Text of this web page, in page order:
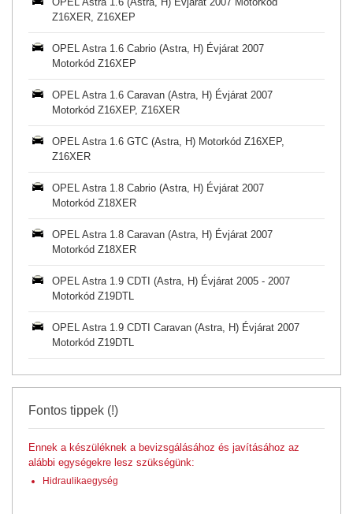
Z16XER, Z16XEP
OPEL Astra 1.6 Cabrio (Astra, H) Évjárat 2007
Motorkód Z16XEP
OPEL Astra 1.6 Caravan (Astra, H) Évjárat 2007
Motorkód Z16XEP, Z16XER
OPEL Astra 1.6 GTC (Astra, H) Motorkód Z16XEP,
Z16XER
OPEL Astra 1.8 Cabrio (Astra, H) Évjárat 2007
Motorkód Z18XER
OPEL Astra 1.8 Caravan (Astra, H) Évjárat 2007
Motorkód Z18XER
OPEL Astra 1.9 CDTI (Astra, H) Évjárat 2005 - 2007
Motorkód Z19DTL
OPEL Astra 1.9 CDTI Caravan (Astra, H) Évjárat 2007
Motorkód Z19DTL
Fontos tippek (!)
Ennek a készüléknek a bevizsgálásához és javításához az
alábbi egységekre lesz szükségünk:
Hidraulikaegység